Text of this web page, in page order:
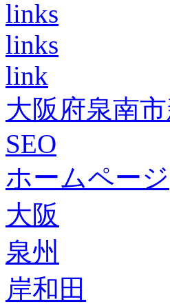
links
links
link
大阪府泉南
SEO
ホームページ
大阪
泉州
岸和田